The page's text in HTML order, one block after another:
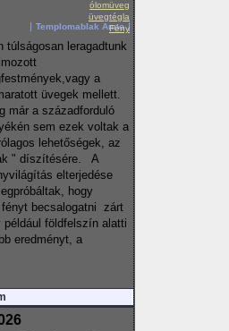
ólomüveg
üvegtégla
Fény
Templomablak Anno
túlságosan leragadtunk
a
üvegek mellett.
már a századforduló
sem ezek voltak a
lehetőségek, az
" díszítésére. A
elterjedése
hogy
fényt becsalogatni zárt
földfelszín alatti
eredményt, a